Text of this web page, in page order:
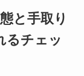
と手取り
るチェッ